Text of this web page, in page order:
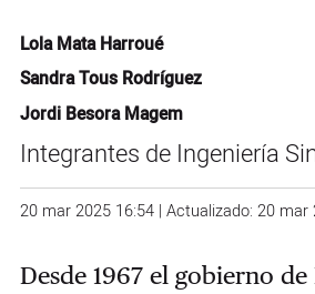
Lola Mata Harroué
Sandra Tous Rodríguez
Jordi Besora Magem
Integrantes de Ingeniería
20 mar 2025 16:54 | Actualizado: 20 mar
Desde 1967 el gobierno de